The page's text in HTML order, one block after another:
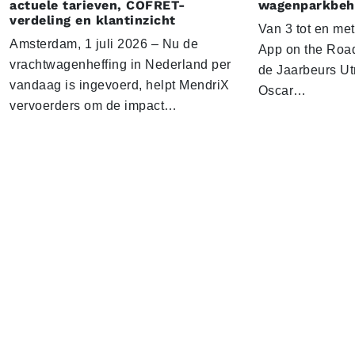
actuele tarieven, COFRET-
verdeling en klantinzicht
Amsterdam, 1 juli 2026 – Nu de
vrachtwagenheffing in Nederland per
vandaag is ingevoerd, helpt MendriX
vervoerders om de impact…
Van 3 tot en
App on the
de Jaarbeurs
Oscar…